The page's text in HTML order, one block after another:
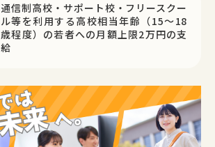
通信制高校・サポート校・フリースクー
ル等を利用する高校相当年齢（15〜18
歳程度）の若者への月額上限2万円の支
給